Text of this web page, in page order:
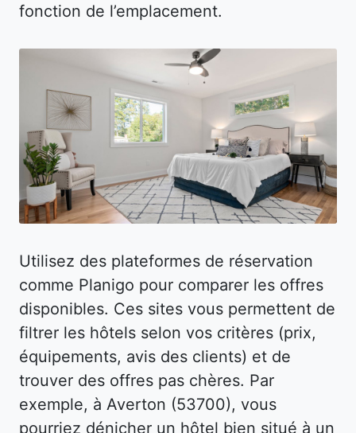
fonction de l’emplacement.
Utilisez des plateformes de réservation
comme Planigo pour comparer les offres
disponibles. Ces sites vous permettent de
filtrer les hôtels selon vos critères (prix,
équipements, avis des clients) et de
trouver des offres pas chères. Par
exemple, à Averton (53700), vous
pourriez dénicher un hôtel bien situé à un